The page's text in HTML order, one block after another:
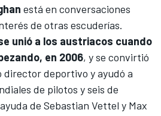
está en conversaciones
de otras escuderías.
unió a los austriacos cuando
en 2006, y se convirtió
director deportivo y ayudó a
de pilotos y seis de
de Sebastian Vettel y Max